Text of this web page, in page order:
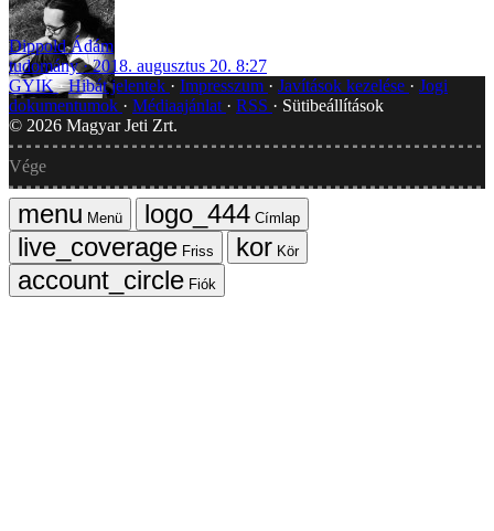
Dippold Ádám
tudomány
2018. augusztus 20. 8:27
GYIK Hibát jelentek Impresszum Javítások kezelése
Jogi
dokumentumok
Médiaajánlat RSS
Sütibeállítások
© 2026 Magyar Jeti Zrt.
Vége
Menü
Címlap
Friss
Kör
Fiók